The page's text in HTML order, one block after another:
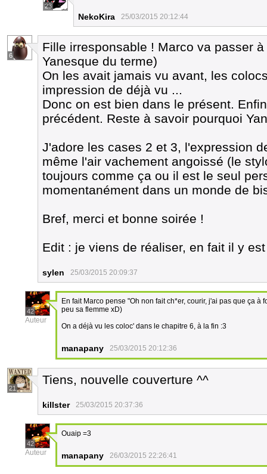
23
NekoKira 25/03/2015 20:12:44
6
Fille irresponsable ! Marco va passer
Yanesque du terme)
On les avait jamais vu avant, les
impression de déjà vu ...
Donc on est bien dans le présent.
précédent. Reste à savoir pourquoi
J'adore les cases 2 et 3, l'expression
même l'air vachement angoissé (le
toujours comme ça ou il est le seul
momentanément dans un monde de
Bref, merci et bonne soirée !
Edit : je viens de réaliser, en fait il y
sylen 25/03/2015 20:09:37
42
Auteur
En fait Marco pense "Oh non fait ch*er, courir, j'ai pas que ça
peu sa flemme xD)
On a déjà vu les coloc' dans le chapitre 6, à la fin :3
manapany 25/03/2015 20:12:36
21
Tiens, nouvelle couverture ^^
killster 25/03/2015 20:37:36
42
Auteur
Ouaip =3
manapany 26/03/2015 22:26:41